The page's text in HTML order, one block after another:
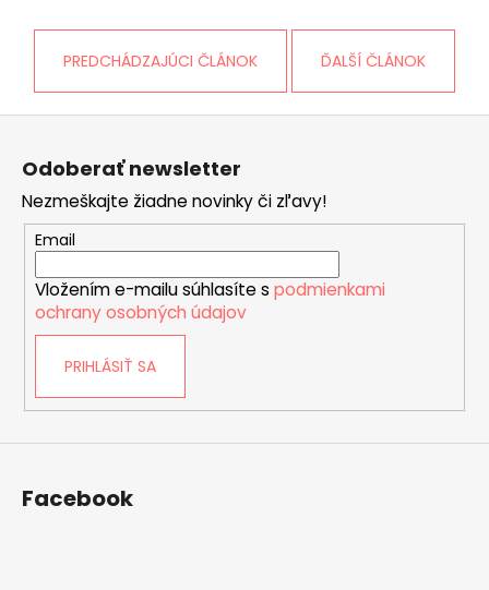
PREDCHÁDZAJÚCI ČLÁNOK ĎALŠÍ ČLÁNOK
Odoberať newsletter
Nezmeškajte žiadne novinky či zľavy!
Email
Vložením e-mailu súhlasíte s podmienkami
ochrany osobných údajov
PRIHLÁSIŤ SA
Facebook